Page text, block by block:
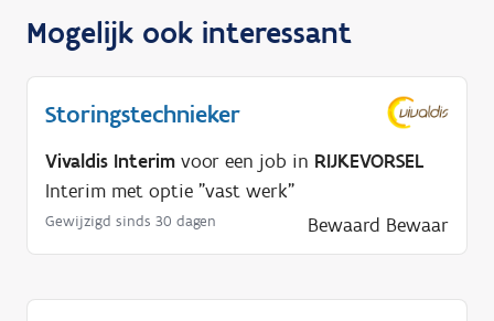
Mogelijk ook interessant
Storingstechnieker
Vivaldis Interim voor een job in RIJKEVORSEL
Interim met optie "vast werk"
Gewijzigd sinds 30 dagen Bewaard Bewaar